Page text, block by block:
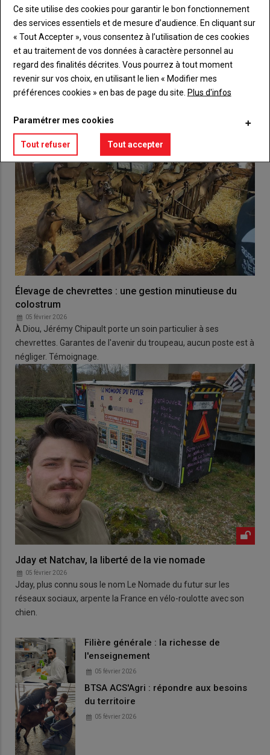
Lien Créez un compte
VOUS AIMEREZ AUSSI
Élevage de chevrettes : une gestion minutieuse du
colostrum
05 février 2026
À Diou, Jérémy Chipault porte un soin particulier à ses
chevrettes. Garantes de l'avenir du troupeau, aucun poste est à
négliger. Témoignage.
Jday et Natchav, la liberté de la vie nomade
05 février 2026
Jday, plus connu sous le nom Le Nomade du futur sur les
réseaux sociaux, arpente la France en vélo-roulotte avec son
chien.
Filière générale : la richesse de
l'enseignement
05 février 2026
BTSA ACS'Agri : répondre aux besoins
du territoire
05 février 2026
Ce site utilise des cookies pour garantir le bon fonctionnement
des services essentiels et de mesure d’audience. En cliquant sur
« Tout Accepter », vous consentez à l’utilisation de ces cookies
et au traitement de vos données à caractère personnel au
regard des finalités décrites. Vous pourrez à tout moment
revenir sur vos choix, en utilisant le lien « Modifier mes
préférences cookies » en bas de page du site. Plus d'infos
Paramétrer mes cookies
Tout refuser Tout accepter